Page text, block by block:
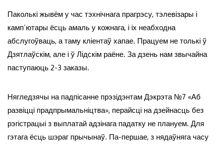
Паколькі жывём у час тэхнічнага прагрэсу, тэлевізары і
камп’ютары ёсць амаль у кожнага, і іх неабходна
абслугоўваць, а таму кліентаў хапае. Працуем не толькі ў
Дзятлаўскім, але і ў Лідскім раёне. За дзень нам звычайна
паступаюць 2-3 заказы.
Нягледзячы на падпісанне прэзідэнтам Дэкрэта №7 «Аб
развіцці прадпрымальніцтва», перайсці на дзейнасць без
рэгістрацыі з выплатай адзінага падатку не плануем. Для
гэтага ёсць шэраг прычынаў. Па-першае, з нядаўняга часу